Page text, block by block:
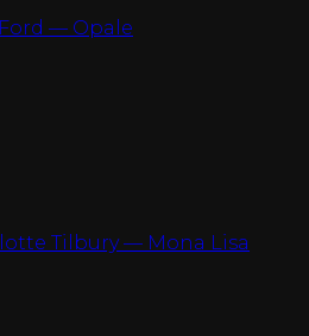
— Opale
Tilbury — Mona Lisa